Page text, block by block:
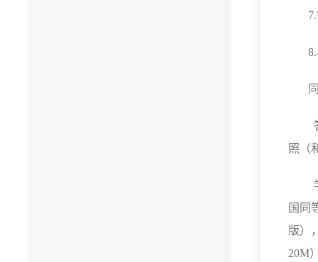
7.
8.
照（
国同
版）
20M